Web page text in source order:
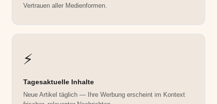
Vertrauen aller Medienformen.
⚡
Tagesaktuelle Inhalte
Neue Artikel täglich — Ihre Werbung erscheint im Kontext